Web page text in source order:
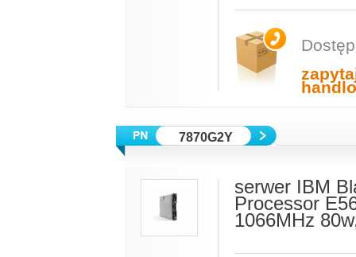
7870G2Y
serwer IBM
Processor
1066MHz